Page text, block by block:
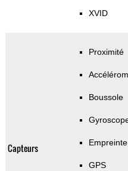
XVID
Capteurs
Proximité
Boussole
GPS